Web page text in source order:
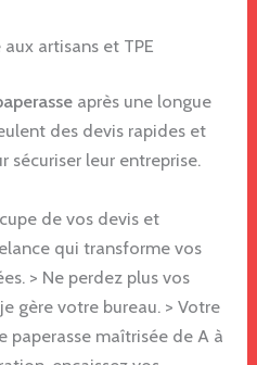
aux artisans et TPE
après une longue
des devis rapides et
sécuriser leur entreprise.
de vos devis et
qui transforme vos
> Ne perdez plus vos
gère votre bureau. > Votre
paperasse maîtrisée de A à